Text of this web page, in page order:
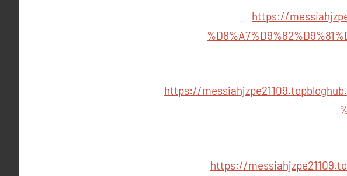
https://
https://
https://